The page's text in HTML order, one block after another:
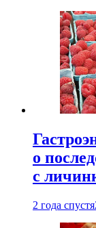
о
с
2 года спустя